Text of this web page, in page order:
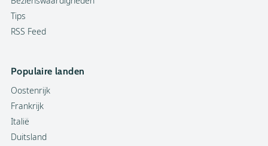
Tips
RSS Feed
Populaire landen
Oostenrijk
Frankrijk
Italië
Duitsland